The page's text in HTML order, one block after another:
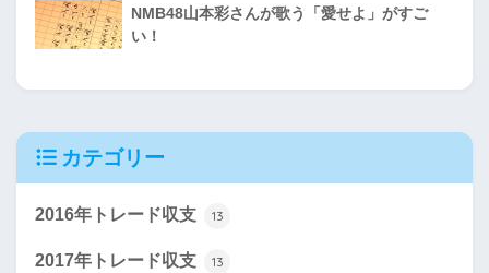
NMB48山本彩さんが歌う「愛せよ」がすご
い！
カテゴリー
2016年トレード収支 13
2017年トレード収支 13